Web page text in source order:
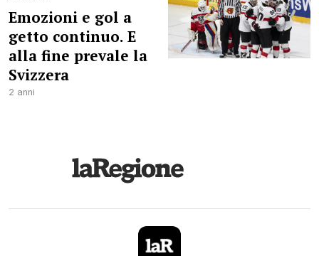
Emozioni e gol a
getto continuo. E
alla fine prevale la
Svizzera
2 anni